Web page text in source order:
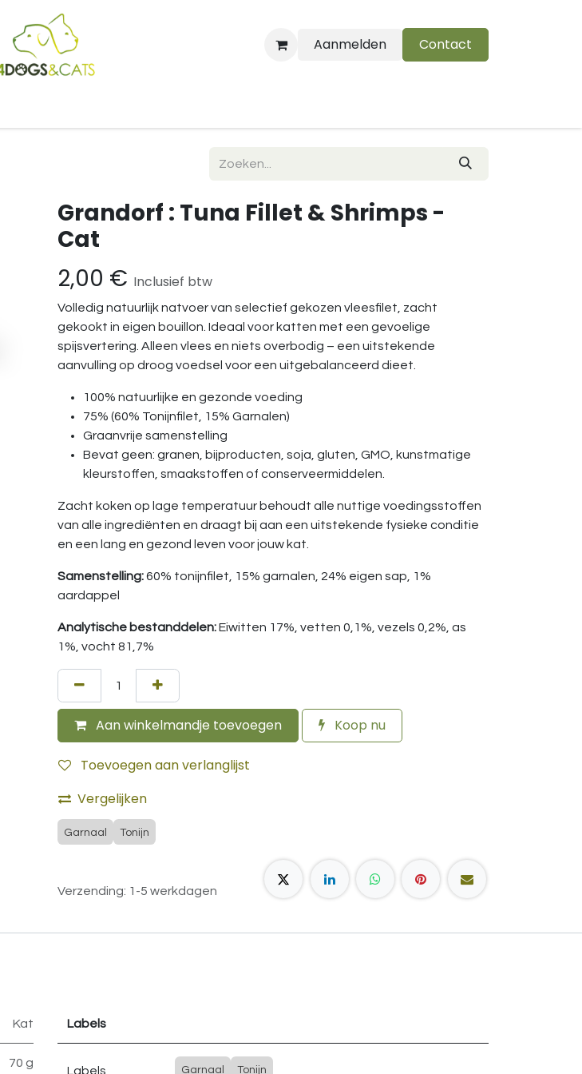
Aanmelden
Contact
Grandorf : Tuna Fillet & Shrimps -
Cat
2,00 € Inclusief btw
Volledig natuurlijk natvoer van selectief gekozen vleesfilet, zacht
gekookt in eigen bouillon. Ideaal voor katten met een gevoelige
spijsvertering. Alleen vlees en niets overbodig – een uitstekende
aanvulling op droog voedsel voor een uitgebalanceerd dieet.
100% natuurlijke en gezonde voeding
75% (60% Tonijnfilet, 15% Garnalen)
Graanvrije samenstelling
Bevat geen: granen, bijproducten, soja, gluten, GMO, kunstmatige
kleurstoffen, smaakstoffen of conserveermiddelen.
Zacht koken op lage temperatuur behoudt alle nuttige voedingsstoffen
van alle ingrediënten en draagt bij aan een uitstekende fysieke conditie
en een lang en gezond leven voor jouw kat.
Samenstelling:60% tonijnfilet, 15% garnalen, 24% eigen sap, 1%
aardappel
Analytische bestanddelen:Eiwitten 17%, vetten 0,1%, vezels 0,2%, as
1%, vocht 81,7%
Aan winkelmandje toevoegen Koop nu
Toevoegen aan verlanglijst
Vergelijken
Garnaal Tonijn
Verzending: 1-5 werkdagen
Kat
70 g
Labels
Labels Garnaal Tonijn